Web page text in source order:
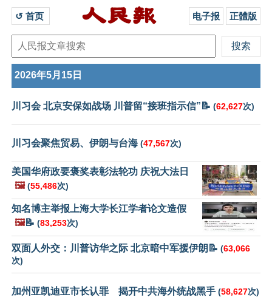
↺ 首页 电子报 正體版
2026年5月15日
川习会 北京安保如战场 川普留“接班指示信”📝 (62,627次)
川习会聚焦贸易、伊朗与台海 (47,567次)
美国华府政要褒奖表彰法轮功 庆祝大法日
🖼️ (55,486次)
知名博主举报上海大学长江学者论文造假
🖼️📝 (83,253次)
双面人外交：川普访华之际 北京暗中军援伊朗📝 (63,066
次)
加州亚凯迪亚市长认罪 揭开中共海外统战黑手 (58,627次)